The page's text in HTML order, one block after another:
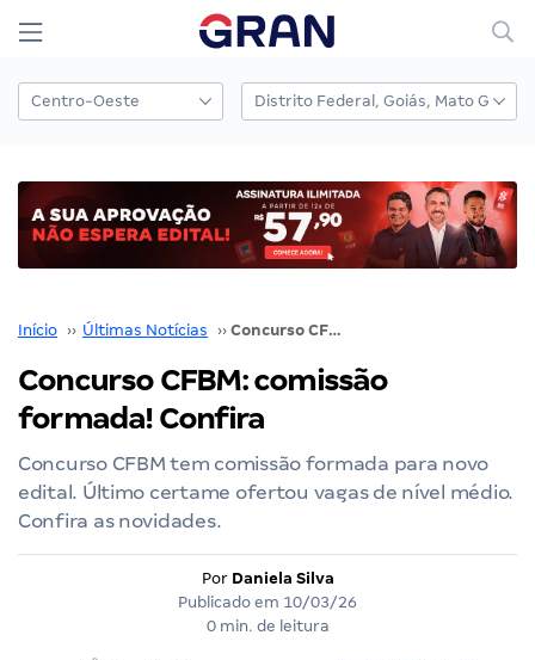
Início ›› Últimas Notícias ›› Concurso CFBM: comissão formada! Confira
Concurso CFBM: comissão
formada! Confira
Concurso CFBM tem comissão formada para novo
edital. Último certame ofertou vagas de nível médio.
Confira as novidades.
Por Daniela Silva
Publicado em 10/03/26
0 min. de leitura